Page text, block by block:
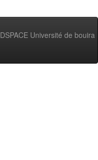
DSPACE Université de bouira